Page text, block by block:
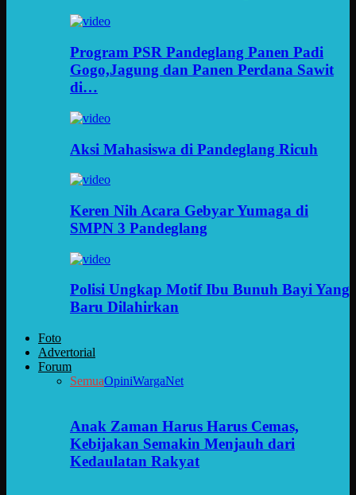
Program PSR Pandeglang Panen Padi
Gogo,Jagung dan Panen Perdana Sawit
di…
Aksi Mahasiswa di Pandeglang Ricuh
Keren Nih Acara Gebyar Yumaga di
SMPN 3 Pandeglang
Polisi Ungkap Motif Ibu Bunuh Bayi Yang
Baru Dilahirkan
Foto
Advertorial
Forum
SemuaOpiniWargaNet
Anak Zaman Harus Harus Cemas,
Kebijakan Semakin Menjauh dari
Kedaulatan Rakyat